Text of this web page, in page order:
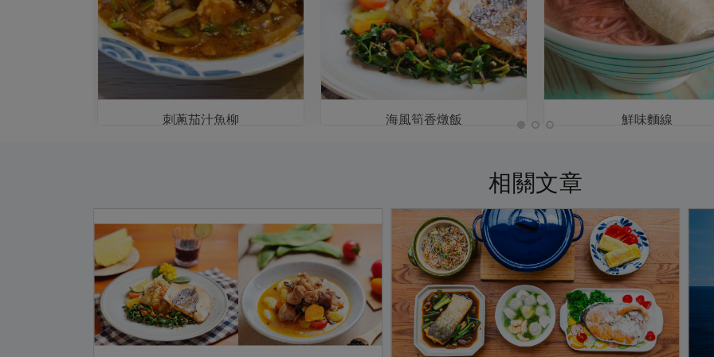
刺蔥茄汁魚柳 海風筍香燉飯 鮮味麵線
相關文章